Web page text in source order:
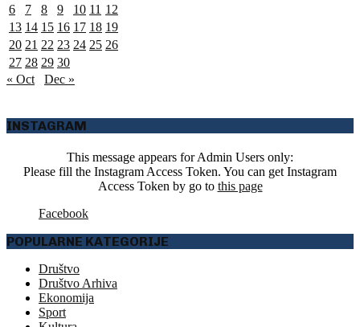
6
7 8 9 10 11 12
13 14 15 16 17 18 19
20 21 22 23 24 25 26
27 28 29 30
« Oct
Dec »
INSTAGRAM
This message appears for Admin Users only:
Please fill the Instagram Access Token. You can get Instagram
Access Token by go to this page
Facebook
POPULARNE KATEGORIJE
Društvo
Društvo Arhiva
Ekonomija
Sport